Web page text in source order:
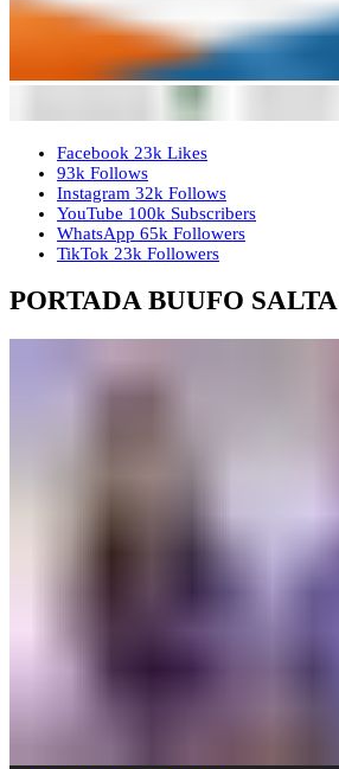
Facebook 23k Likes
93k Follows
Instagram 32k Follows
YouTube 100k Subscribers
WhatsApp 65k Followers
TikTok 23k Followers
PORTADA BUUFO SALTA